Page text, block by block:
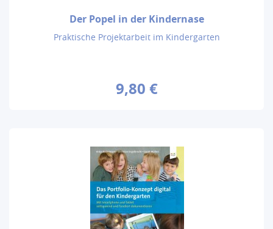
Der Popel in der Kindernase
Praktische Projektarbeit im Kindergarten
9,80 €